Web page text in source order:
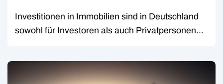
Investitionen in Immobilien sind in Deutschland
sowohl für Investoren als auch Privatpersonen...